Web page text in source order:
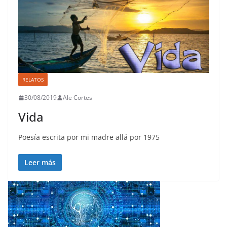
RELATOS
30/08/2019 Ale Cortes
Vida
Poesía escrita por mi madre allá por 1975
Leer más